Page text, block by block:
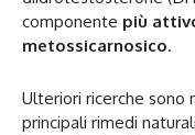
componente più
metossicarnosico.
Ulteriori ricerche sono
principali rimedi